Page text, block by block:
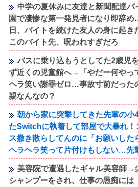
中学の夏休みに友達と新聞配達バ
園で凄惨な第一発見者になり即辞
日、バイトを続けた友人の身に起
このバイト先、呪われすぎだろ
バスに乗り込もうとしてた2歳児
ず近くの児童館へ→「やだー何やっ
ヘラ笑い謝罪ゼロ…事故寸前だった
親なんなの？
朝から家に突撃してきた先輩の小
たSwitchに執着して部屋で大暴れ！
ス撒き散らしてんのに「お願いした
ヘラヘラ笑って片付けもしない…先
美容院で遭遇したギャル美容師→
シャンプーをされ、仕事の愚痴には